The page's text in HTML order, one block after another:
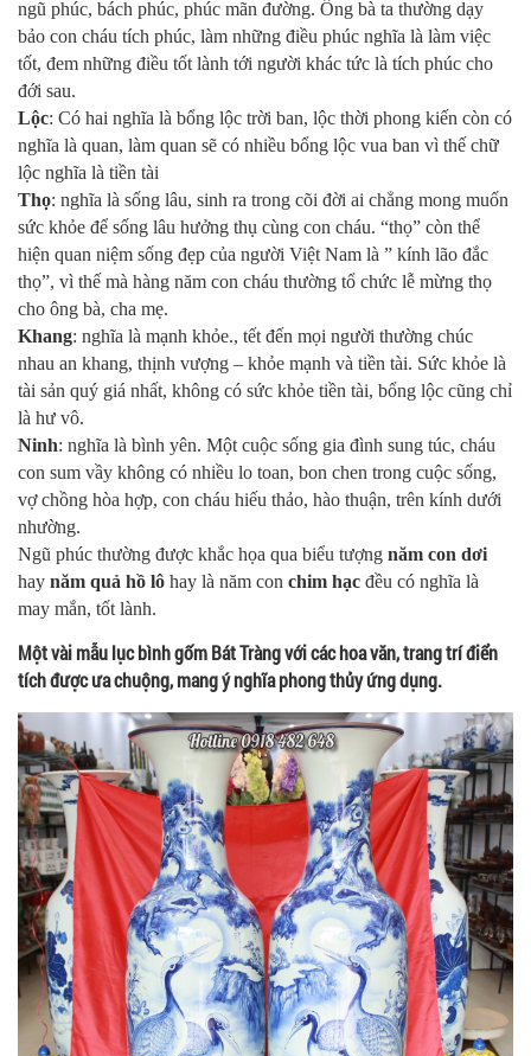
ngũ phúc, bách phúc, phúc mãn đường. Ông bà ta thường dạy
bảo con cháu tích phúc, làm những điều phúc nghĩa là làm việc
tốt, đem những điều tốt lành tới người khác tức là tích phúc cho
đới sau.
Lộc: Có hai nghĩa là bổng lộc trời ban, lộc thời phong kiến còn có
nghĩa là quan, làm quan sẽ có nhiều bổng lộc vua ban vì thế chữ
lộc nghĩa là tiền tài
Thọ: nghĩa là sống lâu, sinh ra trong cõi đời ai chẳng mong muốn
sức khỏe để sống lâu hưởng thụ cùng con cháu. “thọ” còn thể
hiện quan niệm sống đẹp của người Việt Nam là ” kính lão đắc
thọ”, vì thế mà hàng năm con cháu thường tổ chức lễ mừng thọ
cho ông bà, cha mẹ.
Khang: nghĩa là mạnh khỏe., tết đến mọi người thường chúc
nhau an khang, thịnh vượng – khỏe mạnh và tiền tài. Sức khỏe là
tài sản quý giá nhất, không có sức khỏe tiền tài, bổng lộc cũng chỉ
là hư vô.
Ninh: nghĩa là bình yên. Một cuộc sống gia đình sung túc, cháu
con sum vầy không có nhiều lo toan, bon chen trong cuộc sống,
vợ chồng hòa hợp, con cháu hiếu thảo, hào thuận, trên kính dưới
nhường.
Ngũ phúc thường được khắc họa qua biểu tượng năm con dơi
hay năm quả hồ lô hay là năm con chim hạc đều có nghĩa là
may mắn, tốt lành.
Một vài mẫu lục bình gốm Bát Tràng với các hoa văn, trang trí điển
tích được ưa chuộng, mang ý nghĩa phong thủy ứng dụng.